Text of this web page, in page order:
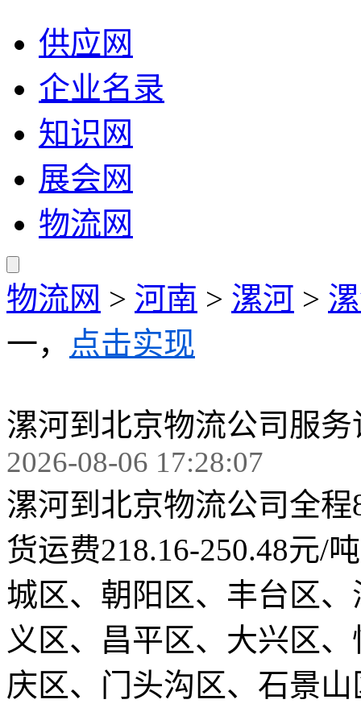
供应网
企业名录
知识网
展会网
物流网
物流网 > 河南 > 漯河 >
一， 点击实现
漯河到北京物流公司服务
2026-08-06 17:28:07
漯河到北京物流公司全
货运费218.16-250.48元/
城区、朝阳区、丰台区
义区、昌平区、大兴区
庆区、门头沟区、石景